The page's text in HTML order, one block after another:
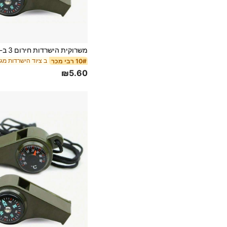
10# רבי מכר ב ציוד הישרדות
₪5.60